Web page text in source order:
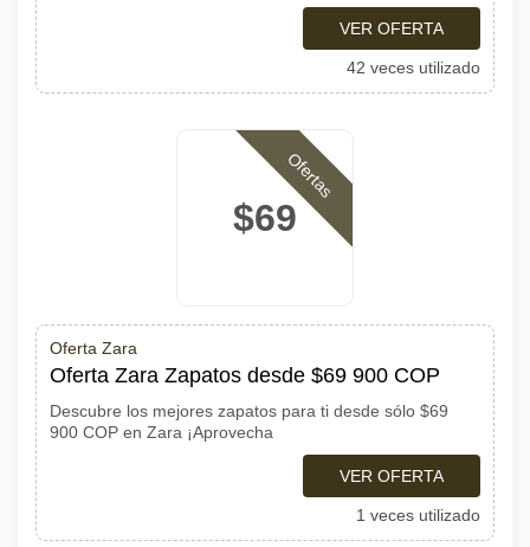
VER OFERTA
42 veces utilizado
$69
Ofertas
Oferta Zara
Oferta Zara Zapatos desde $69 900 COP
Descubre los mejores zapatos para ti desde sólo $69
900 COP en Zara ¡Aprovecha
VER OFERTA
1 veces utilizado